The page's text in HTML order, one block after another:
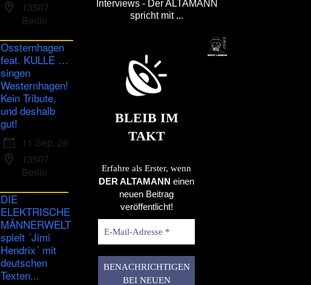
13507
Berlin
Ossternhagen
feat. KULLE …
singen
Westernhagen!
Kein Tribute,
und deshalb
gut!
11 Sep. 26
13507
Berlin
DIE
ELEKTRISCHE
MÄNNERWELT
spielt ´Jimi
Hendrix´ mit
deutschen
Texten...
Interviews - Der ALTAMANN
spricht mit ...
BLEIB IM
TAKT
Erfahre als Erster, wenn
DER ALTAMANN einen
neuen Beitrag
veröffentlicht!